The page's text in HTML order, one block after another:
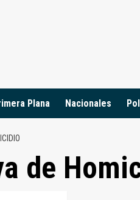
Plana Nacionales
de